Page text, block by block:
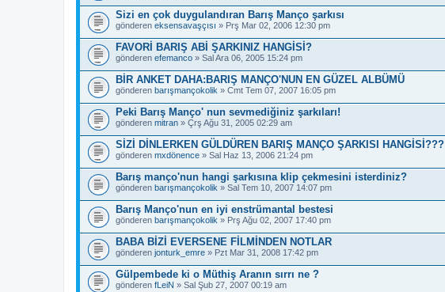
Sizi en çok duygulandıran Barış Manço şarkısı
gönderen eksensavaşçısı » Prş Mar 02, 2006 12:30 pm
FAVORİ BARIŞ ABİ ŞARKINIZ HANGİSİ?
gönderen efemanco » Sal Ara 06, 2005 15:24 pm
BİR ANKET DAHA:BARIŞ MANÇO'NUN EN GÜZEL ALBÜMÜ
gönderen barışmançokolik » Cmt Tem 07, 2007 16:05 pm
Peki Barış Manço' nun sevmediğiniz şarkıları!
gönderen mitran » Çrş Ağu 31, 2005 02:29 am
SİZİ DİNLERKEN GÜLDÜREN BARIŞ MANÇO ŞARKISI HANGİSİ???
gönderen mxdönence » Sal Haz 13, 2006 21:24 pm
Barış manço'nun hangi şarkısına klip çekmesini isterdiniz?
gönderen barışmançokolik » Sal Tem 10, 2007 14:07 pm
Barış Manço'nun en iyi enstrümantal bestesi
gönderen barışmançokolik » Prş Ağu 02, 2007 17:40 pm
BABA BİZİ EVERSENE FİLMİNDEN NOTLAR
gönderen jonturk_emre » Pzt Mar 31, 2008 17:42 pm
Gülpembede ki o Müthiş Aranın sırrı ne ?
gönderen fLeiN » Sal Şub 27, 2007 00:19 am